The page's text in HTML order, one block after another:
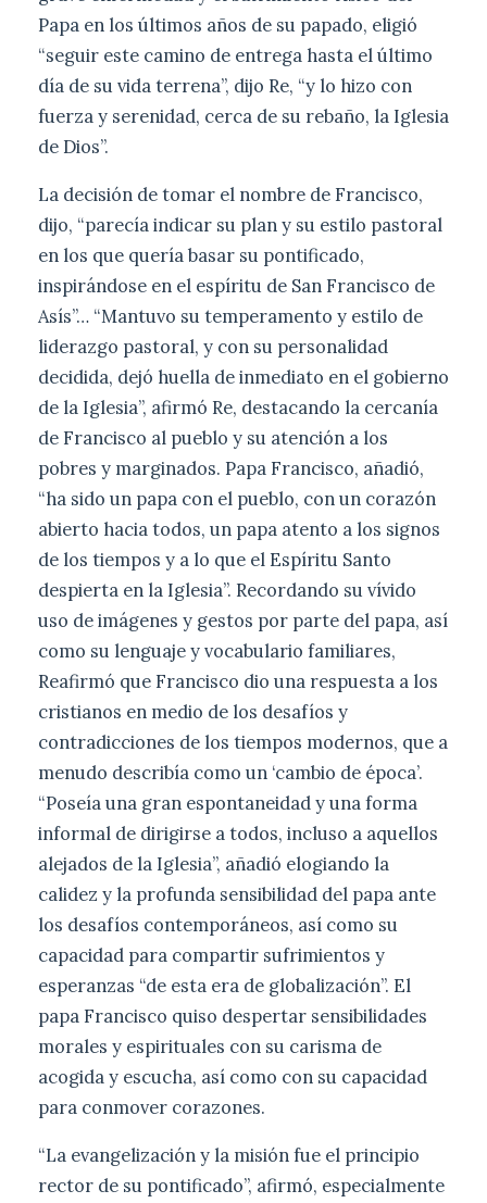
Papa en los últimos años de su papado, eligió
“seguir este camino de entrega hasta el último
día de su vida terrena”, dijo Re, “y lo hizo con
fuerza y ​​serenidad, cerca de su rebaño, la Iglesia
de Dios”.
La decisión de tomar el nombre de Francisco,
dijo, “parecía indicar su plan y su estilo pastoral
en los que quería basar su pontificado,
inspirándose en el espíritu de San Francisco de
Asís”… “Mantuvo su temperamento y estilo de
liderazgo pastoral, y con su personalidad
decidida, dejó huella de inmediato en el gobierno
de la Iglesia”, afirmó Re, destacando la cercanía
de Francisco al pueblo y su atención a los
pobres y marginados. Papa Francisco, añadió,
“ha sido un papa con el pueblo, con un corazón
abierto hacia todos, un papa atento a los signos
de los tiempos y a lo que el Espíritu Santo
despierta en la Iglesia”. Recordando su vívido
uso de imágenes y gestos por parte del papa, así
como su lenguaje y vocabulario familiares,
Reafirmó que Francisco dio una respuesta a los
cristianos en medio de los desafíos y
contradicciones de los tiempos modernos, que a
menudo describía como un ‘cambio de época’.
“Poseía una gran espontaneidad y una forma
informal de dirigirse a todos, incluso a aquellos
alejados de la Iglesia”, añadió elogiando la
calidez y la profunda sensibilidad del papa ante
los desafíos contemporáneos, así como su
capacidad para compartir sufrimientos y
esperanzas “de esta era de globalización”. El
papa Francisco quiso despertar sensibilidades
morales y espirituales con su carisma de
acogida y escucha, así como con su capacidad
para conmover corazones.
“La evangelización y la misión fue el principio
rector de su pontificado”, afirmó, especialmente